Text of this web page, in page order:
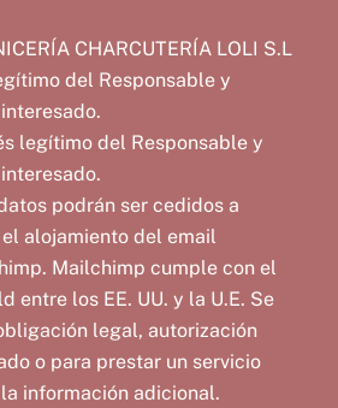
CHARCUTERÍA LOLI S.L
del Responsable y
legítimo del Responsable y
podrán ser cedidos a
alojamiento del email
Mailchimp cumple con el
entre los EE. UU. y la U.E. Se
legal, autorización
o para prestar un servicio
información adicional.